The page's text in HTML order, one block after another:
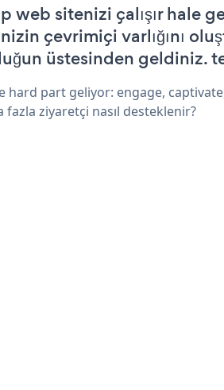
web sitenizi çalışır hale
çevrimiçi varlığını
üstesinden geldiniz.
hard part geliyor: engage,
fazla ziyaretçi nasıl desteklenir?